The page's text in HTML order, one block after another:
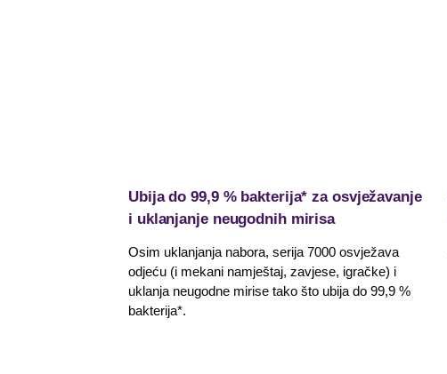
Ubija do 99,9 % bakterija* za osvježavanje
i uklanjanje neugodnih mirisa
Osim uklanjanja nabora, serija 7000 osvježava
odjeću (i mekani namještaj, zavjese, igračke) i
uklanja neugodne mirise tako što ubija do 99,9 %
bakterija*.